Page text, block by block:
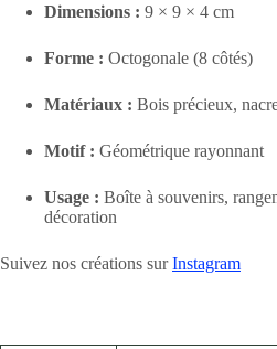
Dimensions : 9 × 9 × 4 cm
Forme : Octogonale (8 côtés)
Matériaux : Bois précieux,
Motif : Géométrique rayonnant
Usage : Boîte à souvenirs,
décoration
Suivez nos créations surInstagram